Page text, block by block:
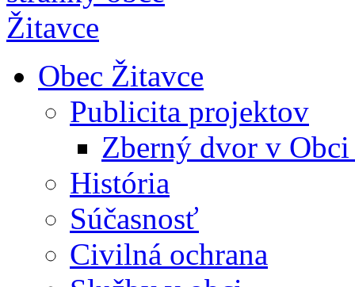
Obec Žitavce
Publicita projektov
Zberný dvor v
História
Súčasnosť
Civilná ochrana